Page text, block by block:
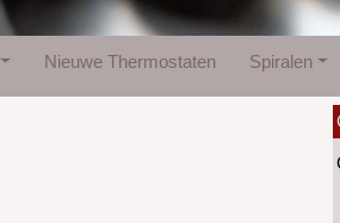
Nieuwe Thermostaten Spiralen